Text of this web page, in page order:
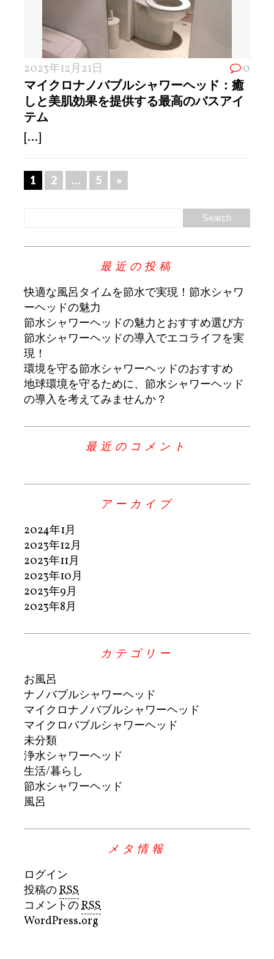
2023年12月21日 0
マイクロナノバブルシャワーヘッド：癒
しと美肌効果を提供する最高のバスアイ
テム
[...]
1 2 … 5 »
最近の投稿
快適な風呂タイムを節水で実現！節水シャワ
ーヘッドの魅力
節水シャワーヘッドの魅力とおすすめ選び方
節水シャワーヘッドの導入でエコライフを実
現！
環境を守る節水シャワーヘッドのおすすめ
地球環境を守るために、節水シャワーヘッド
の導入を考えてみませんか？
最近のコメント
アーカイブ
2024年1月
2023年12月
2023年11月
2023年10月
2023年9月
2023年8月
カテゴリー
お風呂
ナノバブルシャワーヘッド
マイクロナノバブルシャワーヘッド
マイクロバブルシャワーヘッド
未分類
浄水シャワーヘッド
生活/暮らし
節水シャワーヘッド
風呂
メタ情報
ログイン
投稿のRSS
コメントのRSS
WordPress.org